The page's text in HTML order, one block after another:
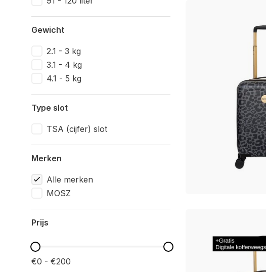
Gewicht
2.1 - 3 kg
3.1 - 4 kg
4.1 - 5 kg
Type slot
TSA (cijfer) slot
Merken
Alle merken
MOSZ
Prijs
€0 - €200